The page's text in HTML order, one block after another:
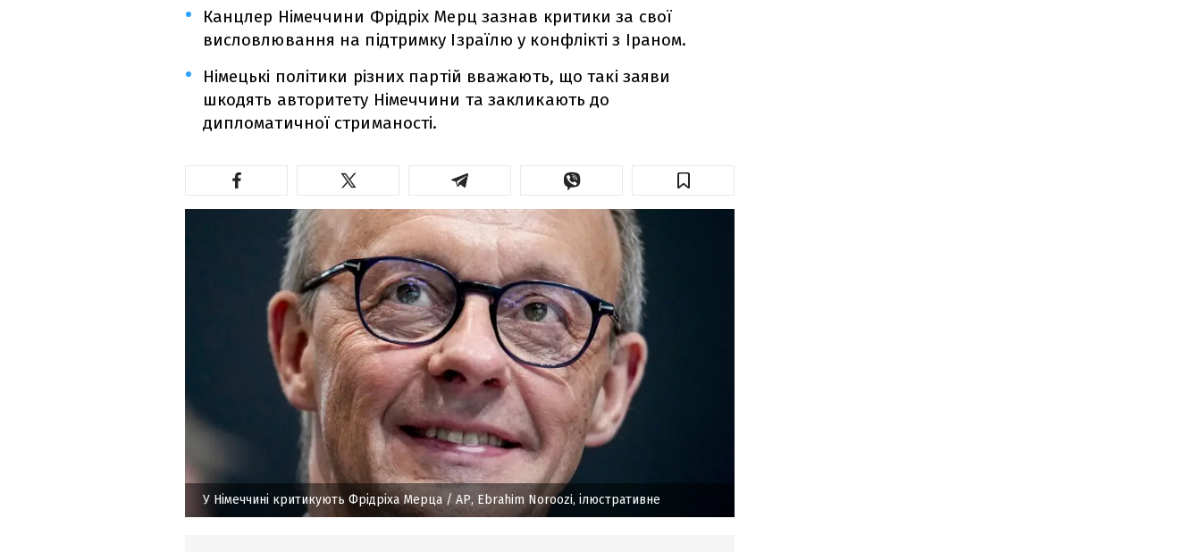
Канцлер Німеччини Фрідріх Мерц зазнав критики за свої
висловлювання на підтримку Ізраїлю у конфлікті з Іраном.
Німецькі політики різних партій вважають, що такі заяви
шкодять авторитету Німеччини та закликають до
дипломатичної стриманості.
У Німеччині критикують Фрідріха Мерца/ AP, Ebrahim Noroozi, ілюстративне